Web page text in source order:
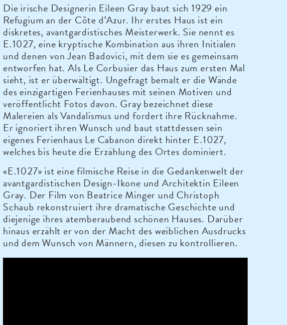
Die irische Designerin Eileen Gray baut sich 1929 ein
Refugium an der Côte d’Azur. Ihr erstes Haus ist ein
diskretes, avantgardistisches Meisterwerk. Sie nennt es
E.1027, eine kryptische Kombination aus ihren Initialen
und denen von Jean Badovici, mit dem sie es gemeinsam
entworfen hat. Als Le Corbusier das Haus zum ersten Mal
sieht, ist er überwältigt. Ungefragt bemalt er die Wände
des einzigartigen Ferienhauses mit seinen Motiven und
veröffentlicht Fotos davon. Gray bezeichnet diese
Malereien als Vandalismus und fordert ihre Rücknahme.
Er ignoriert ihren Wunsch und baut stattdessen sein
eigenes Ferienhaus Le Cabanon direkt hinter E.1027,
welches bis heute die Erzählung des Ortes dominiert.
«E.1027» ist eine filmische Reise in die Gedankenwelt der
avantgardistischen Design-Ikone und Architektin Eileen
Gray. Der Film von Beatrice Minger und Christoph
Schaub rekonstruiert ihre dramatische Geschichte und
diejenige ihres atemberaubend schönen Hauses. Darüber
hinaus erzählt er von der Macht des weiblichen Ausdrucks
und dem Wunsch von Männern, diesen zu kontrollieren.